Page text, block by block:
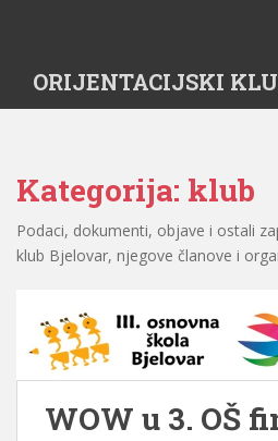
t
ORIJENTACIJSKI
Kategorija: klub
Podaci, dokumenti, objave i ostali
klub Bjelovar, njegove članove i
WOW u 3. OŠ